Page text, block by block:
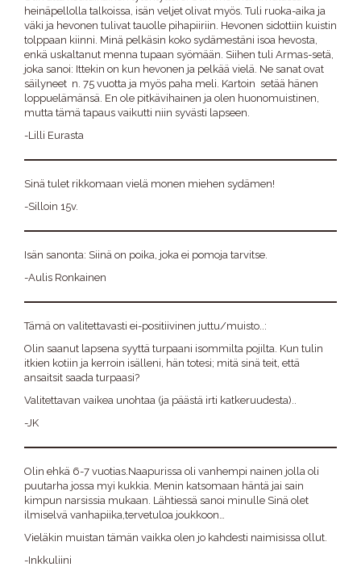
heinäpellolla talkoissa, isän veljet olivat myös. Tuli ruoka-aika ja
väki ja hevonen tulivat tauolle pihapiiriin. Hevonen sidottiin kuistin
tolppaan kiinni. Minä pelkäsin koko sydämestäni isoa hevosta,
enkä uskaltanut menna tupaan syömään. Siihen tuli Armas-setä,
joka sanoi: Ittekin on kun hevonen ja pelkää vielä. Ne sanat ovat
säilyneet n. 75 vuotta ja myös paha meli. Kartoin setää hänen
loppuelämänsä. En ole pitkävihainen ja olen huonomuistinen,
mutta tämä tapaus vaikutti niin syvästi lapseen.
-Lilli Eurasta
Sinä tulet rikkomaan vielä monen miehen sydämen!
-Silloin 15v.
Isän sanonta: Siinä on poika, joka ei pomoja tarvitse.
-Aulis Ronkainen
Tämä on valitettavasti ei-positiivinen juttu/muisto..:
Olin saanut lapsena syyttä turpaani isommilta pojilta. Kun tulin
itkien kotiin ja kerroin isälleni, hän totesi; mitä sinä teit, että
ansaitsit saada turpaasi?
Valitettavan vaikea unohtaa (ja päästä irti katkeruudesta)..
-JK
Olin ehkä 6-7 vuotias.Naapurissa oli vanhempi nainen jolla oli
puutarha jossa myi kukkia. Menin katsomaan häntä jai sain
kimpun narsissia mukaan. Lähtiessä sanoi minulle Sinä olet
ilmiselvä vanhapiika,tervetuloa joukkoon…
Vieläkin muistan tämän vaikka olen jo kahdesti naimisissa ollut.
-Inkkuliini